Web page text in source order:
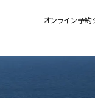
オンライン予約